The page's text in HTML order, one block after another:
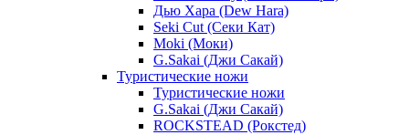
Дью Хара (Dew Hara)
Seki Cut (Секи Кат)
Moki (Моки)
G.Sakai (Джи Сакай)
Туристические ножи
Туристические ножи
G.Sakai (Джи Сакай)
ROCKSTEAD (Рокстед)